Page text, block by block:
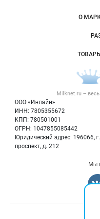
Важные разделы
Milknet.ru – весь
ООО «Инлайн»
ИНН: 7805355672
КПП: 780501001
ОГРН: 1047855085442
Юридический адрес: 196066,
проспект, д. 212
Навигация по сайту
О
Политика
Мы